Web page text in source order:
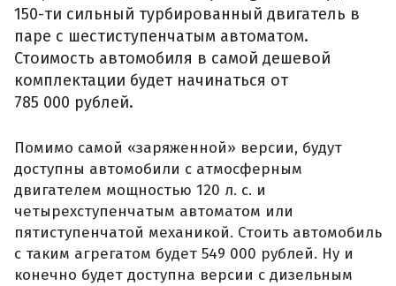
150-ти сильный турбированный двигатель в
паре с шестиступенчатым автоматом.
Стоимость автомобиля в самой дешевой
комплектации будет начинаться от
785 000 рублей.
Помимо самой «заряженной» версии, будут
доступны автомобили с атмосферным
двигателем мощностью 120 л. с. и
четырехступенчатым автоматом или
пятиступенчатой механикой. Стоить автомобиль
с таким агрегатом будет 549 000 рублей. Ну и
конечно будет доступна версии с дизельным